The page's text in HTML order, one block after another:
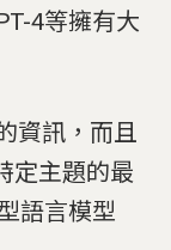
4等擁有大
資訊，而且
定主題的最
語言模型